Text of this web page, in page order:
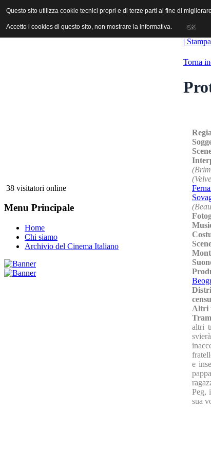
ANICA | Associazione Nazionale Industrie Cinematografiche
38 visitatori online
Menu Principale
Home
Chi siamo
Archivio del Cinema Italiano
|
Torna
Altri
altri
e
Peg,
sua
Questo sito utilizza cookie tecnici propri e di terze parti al fine di
Accetto i cookies di questo sito, non mostrare la informativa. OK
Questo sito utilizza cookie tecnici propri e di terze parti al fine di
Accetto i cookies di questo sito, non mostrare la informativa. OK